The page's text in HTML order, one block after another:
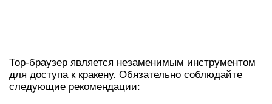
Тор-браузер является незаменимым инструментом
для доступа к кракену. Обязательно соблюдайте
следующие рекомендации: